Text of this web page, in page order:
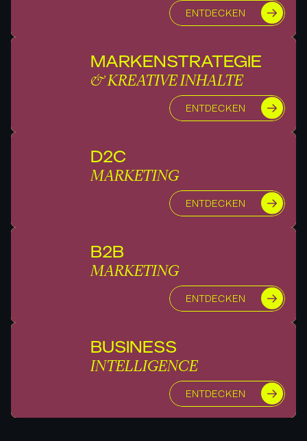
ENTDECKEN
MARKENSTRATEGIE
& KREATIVE INHALTE
ENTDECKEN
D2C
MARKETING
ENTDECKEN
B2B
MARKETING
ENTDECKEN
BUSINESS
INTELLIGENCE
ENTDECKEN